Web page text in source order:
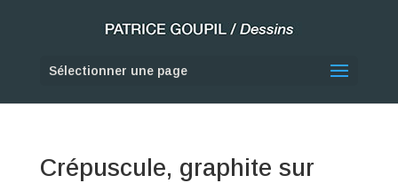
Sélectionner une page
Crépuscule, graphite sur